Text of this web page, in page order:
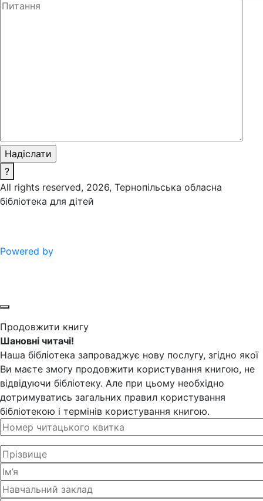
?
All rights reserved, 2026, Тернопільська обласна
бібліотека для дітей
Powered by
Продовжити книгу
Шановні читачі!
Наша бібліотека запроваджує нову послугу, згідно якої
Ви маєте змогу продовжити користування книгою, не
відвідуючи бібліотеку. Але при цьому необхідно
дотримуватись загальних правил користування
бібліотекою і термінів користування книгою.